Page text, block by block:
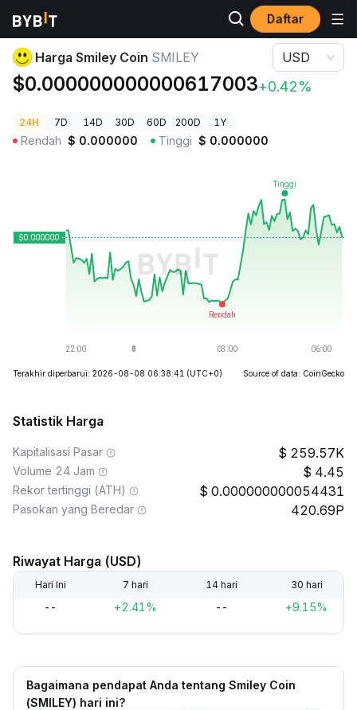
Daftar
Harga Kripto
Harga Smiley Coin SMILEY
$0.000000000000617003+0.42%
USD
24H 7D 14D 30D 60D 200D 1Y
Rendah $ 0.000000 Tinggi $ 0.000000
Terakhir diperbarui: 2026-08-08 06:38:41 (UTC+0) Source of data: CoinGecko
Statistik Harga
Kapitalisasi Pasar 259.57K
Volume 24 Jam 4.45
Rekor tertinggi (ATH) 0.000000000054431
Pasokan yang Beredar 420.69P
Riwayat Harga (USD)
Hari Ini 7 hari 14 hari 30 hari
-- +2.41% -- +9.15%
Bagaimana pendapat Anda tentang Smiley Coin
(SMILEY) hari ini?